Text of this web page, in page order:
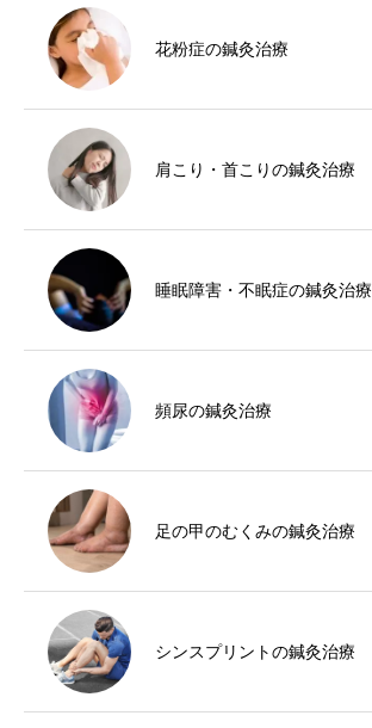
花粉症の鍼灸治療
肩こり・首こりの鍼灸治療
睡眠障害・不眠症の鍼灸治療
頻尿の鍼灸治療
足の甲のむくみの鍼灸治療
シンスプリントの鍼灸治療